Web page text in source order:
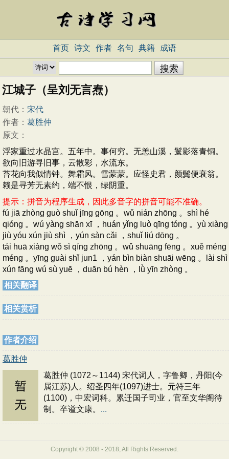
首页 诗文 作者 名句 典籍 成语
江城子（呈刘无言焘）
朝代： 宋代
作者： 葛胜仲
原文：
浮家重过水晶宫。五年中。事何穷。无恙山溪，鬟影落青铜。
欲向旧游寻旧事，云散彩，水流东。
苔花向我似情钟。舞霜风。雪蒙蒙。应怪史君，颜鬓便衰翁。
赖是寻芳无素约，端不恨，绿阴重。
提示：拼音为程序生成，因此多音字的拼音可能不准确。
fú jiā zhòng guò shuǐ jīng gōng 。wǔ nián zhōng 。shì hé
qióng 。wú yàng shān xī ，huán yǐng luò qīng tóng 。yù xiàng
jiù yóu xún jiù shì ，yún sàn cǎi ，shuǐ liú dōng 。
tái huā xiàng wǒ sì qíng zhōng 。wǔ shuāng fēng 。xuě méng
méng 。yīng guài shǐ jun1 ，yán bìn biàn shuāi wēng 。lài shì
xún fāng wú sù yuē ，duān bú hèn ，lǜ yīn zhòng 。
相关翻译
相关赏析
作者介绍
葛胜仲
葛胜仲 (1072～1144) 宋代词人，字鲁卿，丹阳(今
属江苏)人。绍圣四年(1097)进士。元符三年
(1100)，中宏词科。累迁国子司业，官至文华阁待
制。卒谥文康。 ...
Copyright © 2008 - 2018, All Rights Reserved.